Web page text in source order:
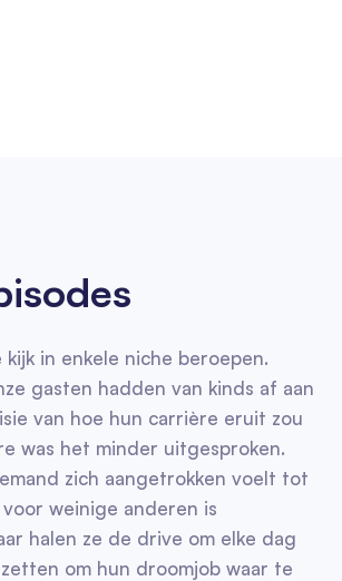
kijk in enkele niche beroepen.
gasten hadden van kinds af aan
van hoe hun carrière eruit zou
was het minder uitgesproken.
zich aangetrokken voelt tot
weinige anderen is
halen ze de drive om elke dag
om hun droomjob waar te